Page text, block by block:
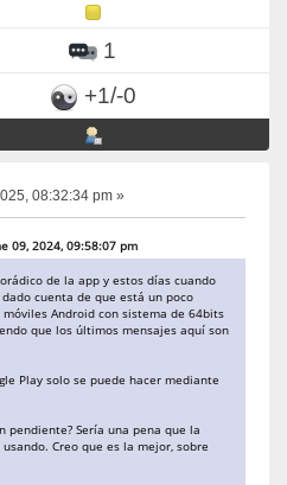
1
+1/-0
08:32:34 pm »
09, 2024, 09:58:07 pm
de la app y estos días cuando
cuenta de que está un poco
móviles Android con sistema de 64bits
que los últimos mensajes aquí son
Play solo se puede hacer mediante
pendiente? Sería una pena que la
Creo que es la mejor, sobre